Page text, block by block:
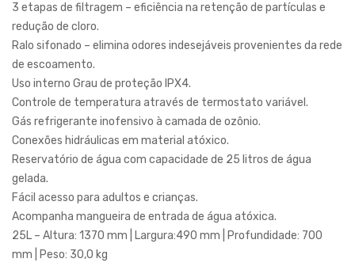
3 etapas de filtragem – eficiência na retenção de partículas e
redução de cloro.
Ralo sifonado – elimina odores indesejáveis provenientes da rede
de escoamento.
Uso interno Grau de proteção IPX4.
Controle de temperatura através de termostato variável.
Gás refrigerante inofensivo à camada de ozônio.
Conexões hidráulicas em material atóxico.
Reservatório de água com capacidade de 25 litros de água
gelada.
Fácil acesso para adultos e crianças.
Acompanha mangueira de entrada de água atóxica.
25L – Altura: 1370 mm | Largura:490 mm | Profundidade: 700
mm | Peso: 30,0 kg